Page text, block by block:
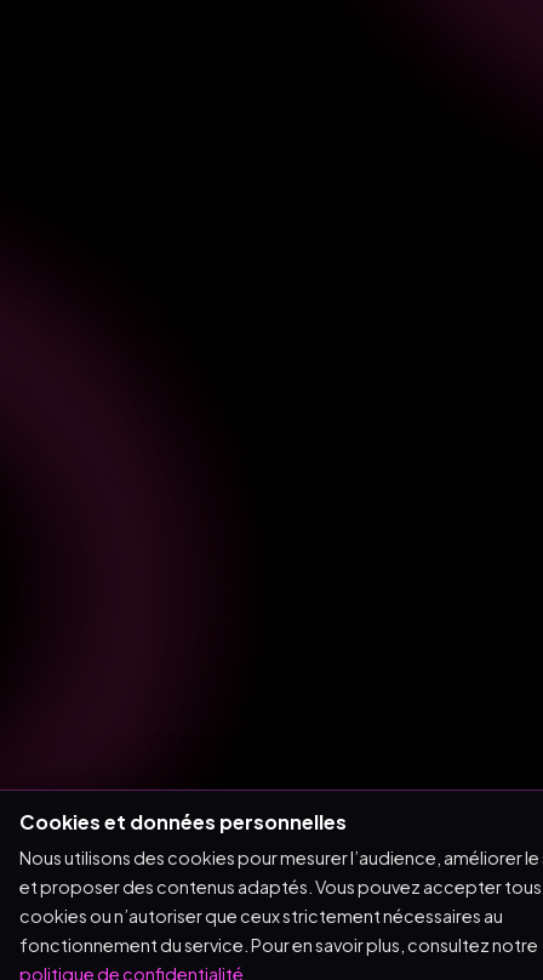
Cookies et données personnelles
Nous utilisons des cookies pour mesurer l’audience, améliorer
et proposer des contenus adaptés. Vous pouvez accepter tous
cookies ou n’autoriser que ceux strictement nécessaires au
fonctionnement du service. Pour en savoir plus, consultez notre
politique de confidentialité